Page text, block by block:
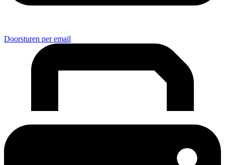
Doorsturen per email